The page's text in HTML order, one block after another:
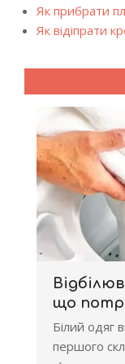
Як прибрати
Як відіпрати
що
Білий одяг
першого